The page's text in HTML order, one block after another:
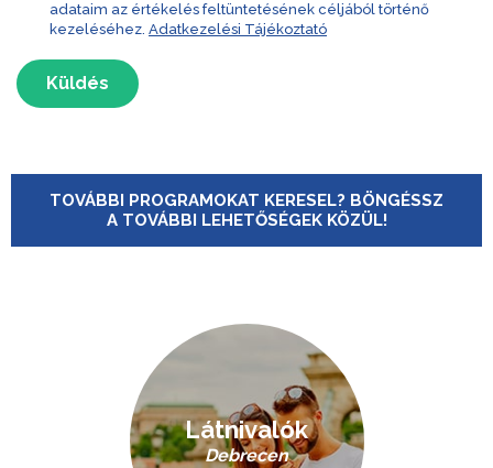
adataim az értékelés feltüntetésének céljából történő
kezeléséhez. Adatkezelési Tájékoztató
Küldés
TOVÁBBI PROGRAMOKAT KERESEL? BÖNGÉSSZ
A TOVÁBBI LEHETŐSÉGEK KÖZÜL!
Látnivalók
Debrecen